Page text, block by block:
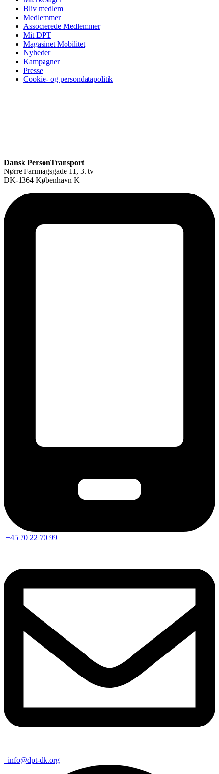
Bliv medlem
Medlemmer
Associerede Medlemmer
Mit DPT
Magasinet Mobilitet
Nyheder
Kampagner
Presse
Cookie- og persondatapolitik
Dansk PersonTransport
Nørre Farimagsgade 11, 3. tv
DK-1364 København K
+45 70 22 70 99
info@dpt-dk.org